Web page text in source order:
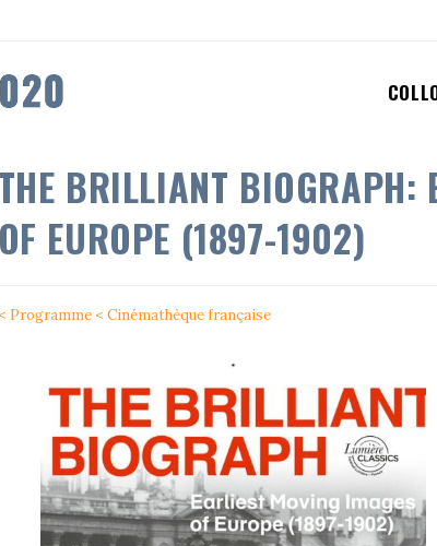
THE BRILLIANT BIOGRAPH:
OF EUROPE (1897-1902)
< Programme < Cinémathèque française